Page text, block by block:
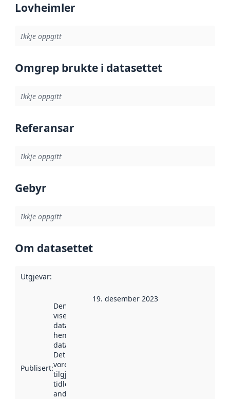
Lovheimler
Ikkje oppgitt
Omgrep brukte i datasettet
Ikkje oppgitt
Referansar
Ikkje oppgitt
Gebyr
Ikkje oppgitt
Om datasettet
Utgjevar:
Publisert:
Denne datoen
viser når
datasettet vart
henta inn av
data.norge.no.
Det kan ha
vore
tilgjengeleg
tidlegare
andre stader.
19. desember 2023